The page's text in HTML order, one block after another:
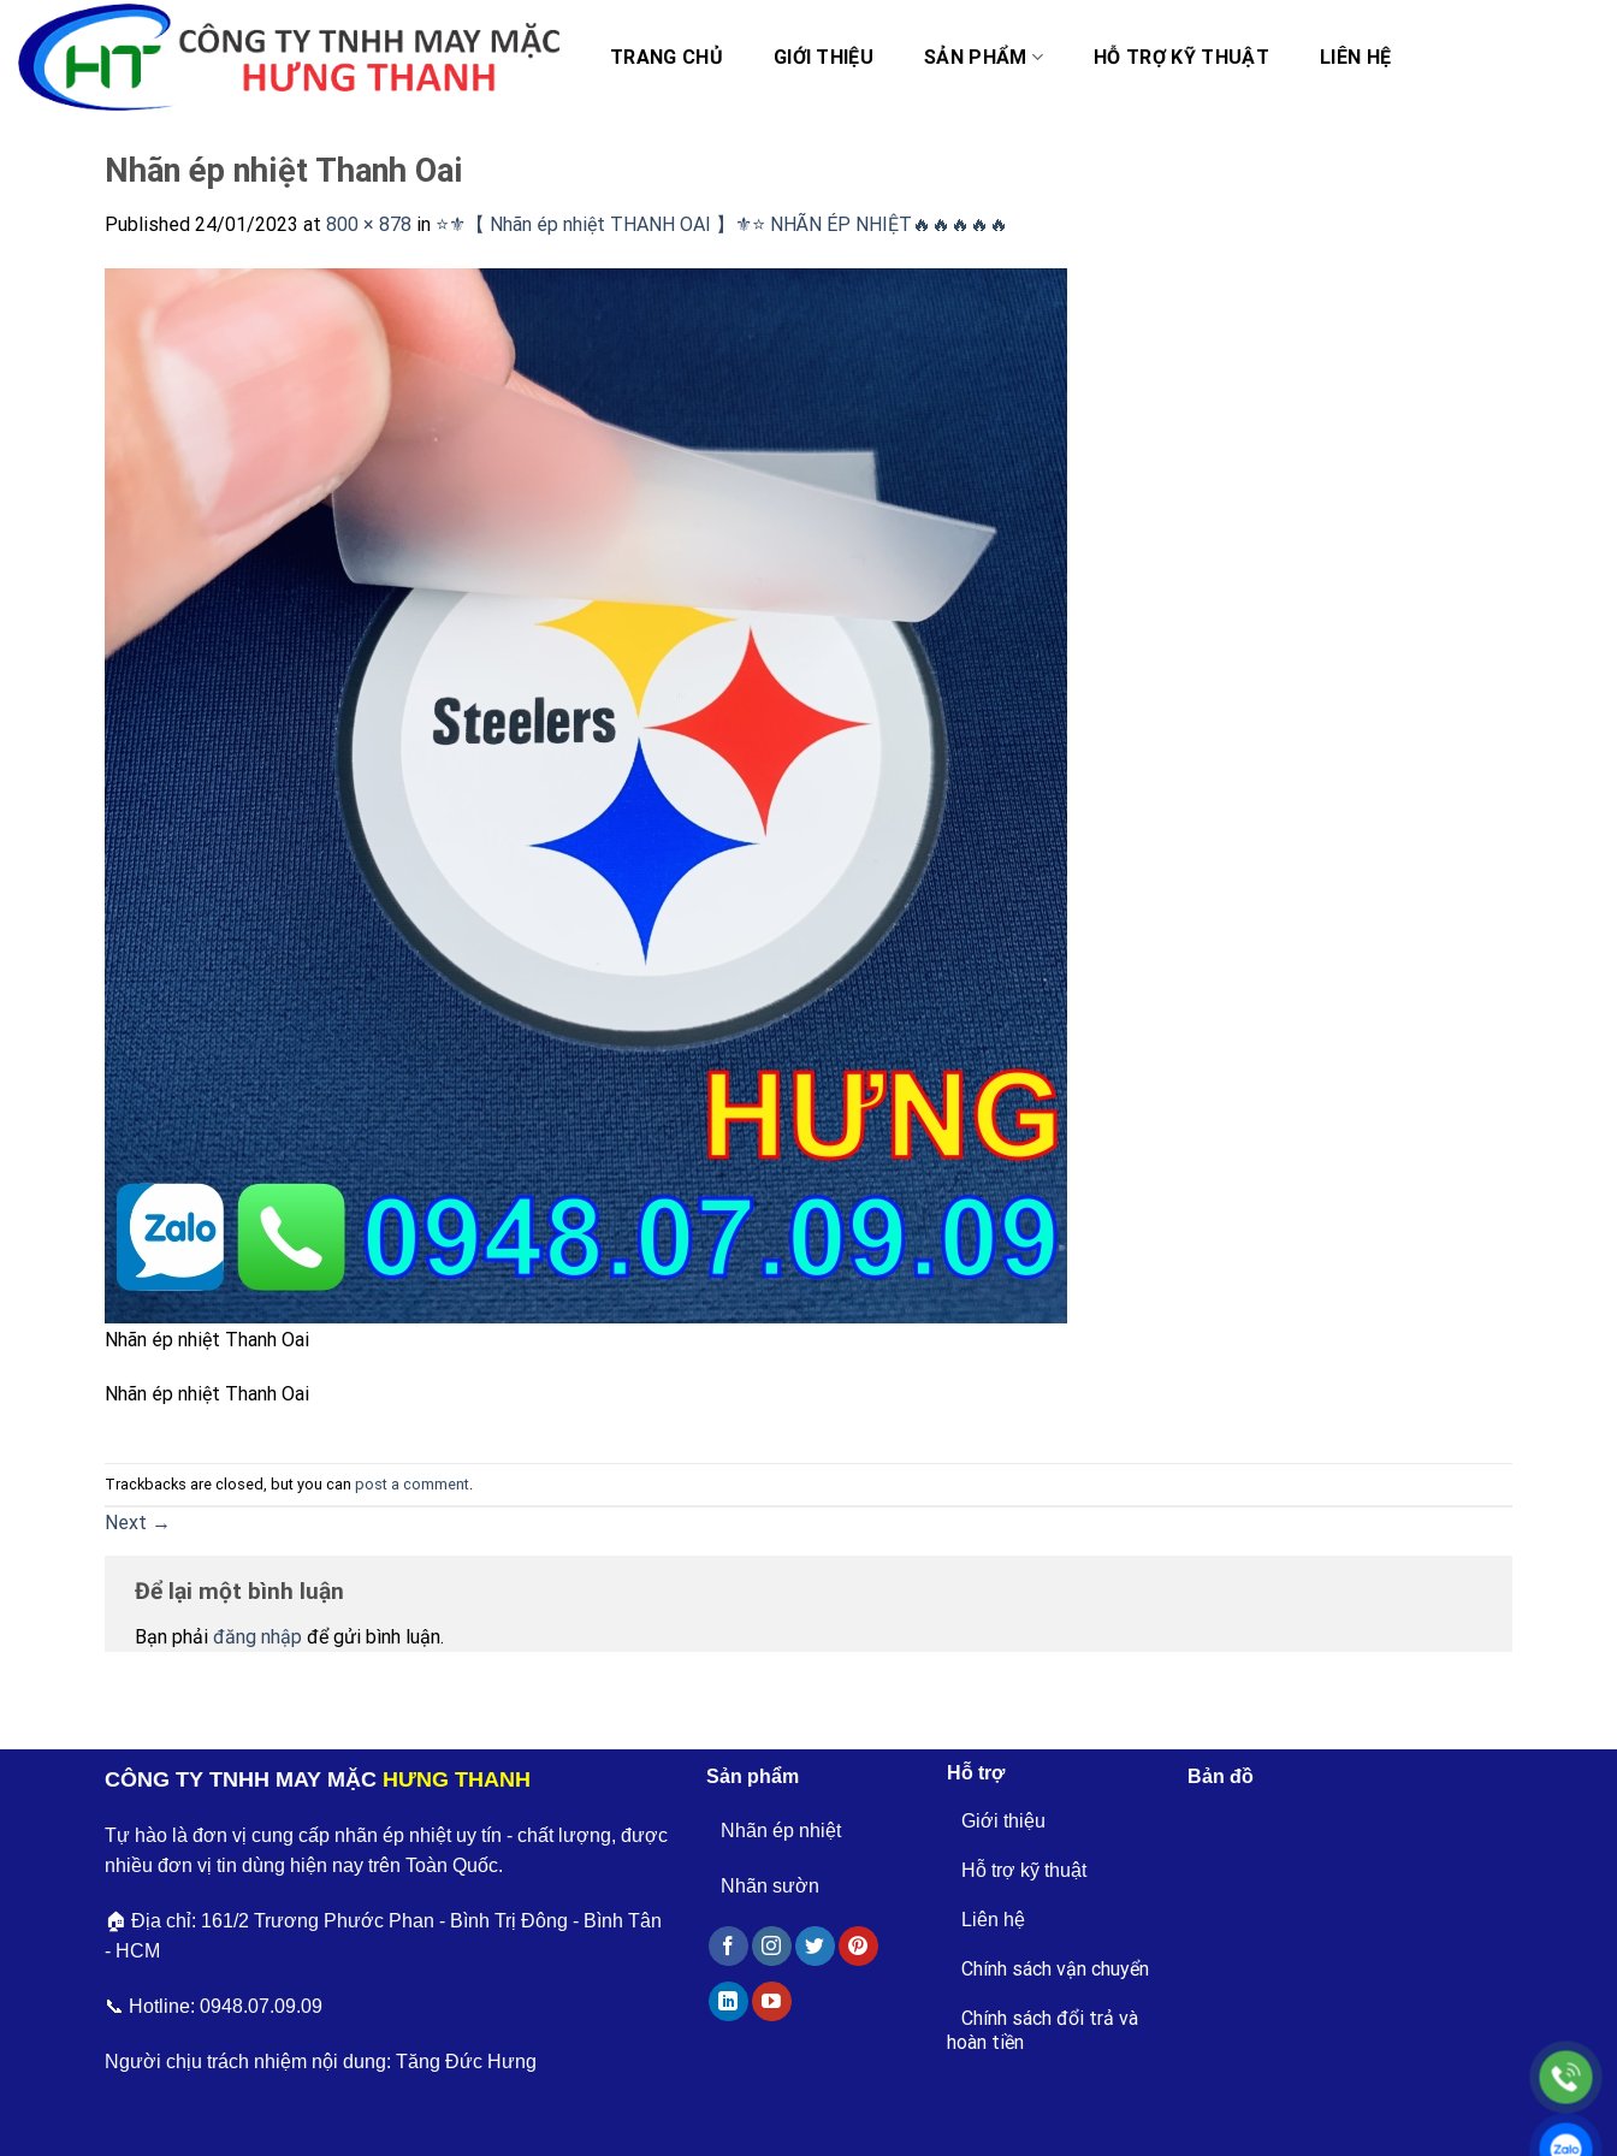
content
TRANG CHỦ GIỚI THIỆU SẢN PHẨM HỖ TRỢ KỸ THUẬT LIÊN HỆ
Nhãn ép nhiệt Thanh Oai
Published 24/01/2023 at 800 × 878 in ⭐️⚜️【 Nhãn ép nhiệt THANH OAI 】⚜️⭐️ NHÃN ÉP NHIỆT🔥🔥🔥🔥🔥
Nhãn ép nhiệt Thanh Oai
Nhãn ép nhiệt Thanh Oai
Trackbacks are closed, but you can post a comment
Next →
Để lại một bình luận
Bạn phải đăng nhập để gửi bình luận.
CÔNG TY TNHH MAY MẶC HƯNG THANH
Tự hào là đơn vị cung cấp nhãn ép nhiệt uy tín - chất lượng, được
nhiều đơn vị tin dùng hiện nay trên Toàn Quốc.
🏠 Địa chỉ: 161/2 Trương Phước Phan - Bình Trị Đông - Bình Tân
- HCM
📞 Hotline: 0948.07.09.09
Người chịu trách nhiệm nội dung: Tăng Đức Hưng
Sản phẩm
Nhãn ép nhiệt
Nhãn sườn
Hỗ trợ
Giới thiệu
Hỗ trợ kỹ thuật
Liên hệ
Chính sách vận chuyển
Chính sách đổi trả và
hoàn tiền
Bản đồ